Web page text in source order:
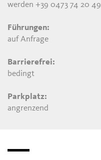
werden +39 0473 74 20 49
Führungen:
auf Anfrage
Barrierefrei:
bedingt
Parkplatz:
angrenzend